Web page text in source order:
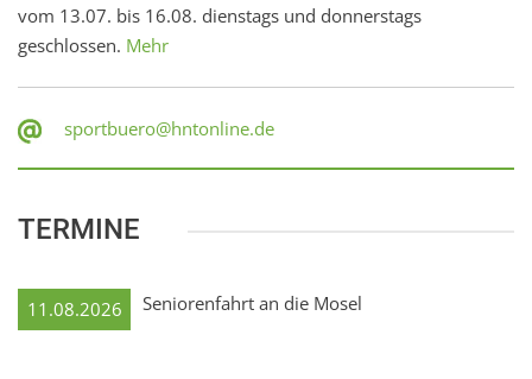
vom 13.07. bis 16.08. dienstags und donnerstags
geschlossen. Mehr
sportbuero@hntonline.de
TERMINE
11.08.2026 Seniorenfahrt an die Mosel